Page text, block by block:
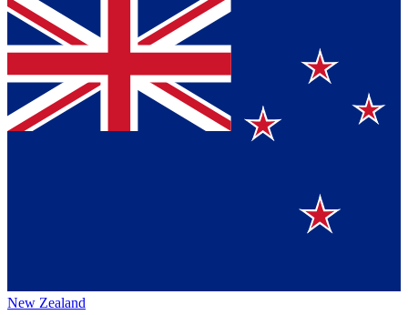
New Zealand